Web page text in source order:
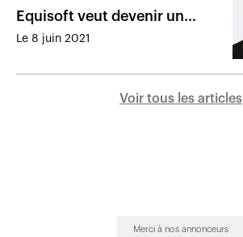
Equisoft veut devenir un
écosystème de solutions
Le 8 juin 2021
Voir tous les articles
Merci à nos annonceurs